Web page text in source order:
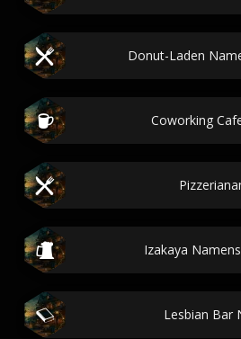
Donut-Laden
Coworking
Izakaya
Lesbian Bar